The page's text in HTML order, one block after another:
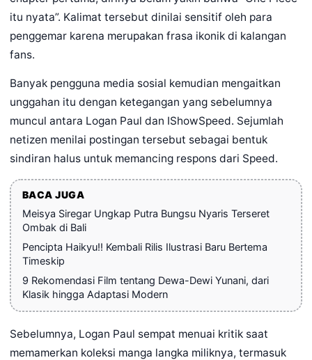
itu nyata”. Kalimat tersebut dinilai sensitif oleh para
penggemar karena merupakan frasa ikonik di kalangan
fans.
Banyak pengguna media sosial kemudian mengaitkan
unggahan itu dengan ketegangan yang sebelumnya
muncul antara Logan Paul dan IShowSpeed. Sejumlah
netizen menilai postingan tersebut sebagai bentuk
sindiran halus untuk memancing respons dari Speed.
BACA JUGA
Meisya Siregar Ungkap Putra Bungsu Nyaris Terseret
Ombak di Bali
Pencipta Haikyu!! Kembali Rilis Ilustrasi Baru Bertema
Timeskip
9 Rekomendasi Film tentang Dewa-Dewi Yunani, dari
Klasik hingga Adaptasi Modern
Sebelumnya, Logan Paul sempat menuai kritik saat
memamerkan koleksi manga langka miliknya, termasuk